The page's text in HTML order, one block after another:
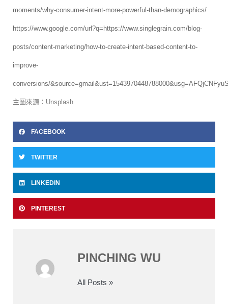
moments/why-consumer-intent-more-powerful-than-demographics/
https://www.google.com/url?q=https://www.singlegrain.com/blog-
posts/content-marketing/how-to-create-intent-based-content-to-
improve-
conversions/
主圖來源：Unsplash
FACEBOOK
TWITTER
LINKEDIN
PINTEREST
PINCHING WU
All Posts »